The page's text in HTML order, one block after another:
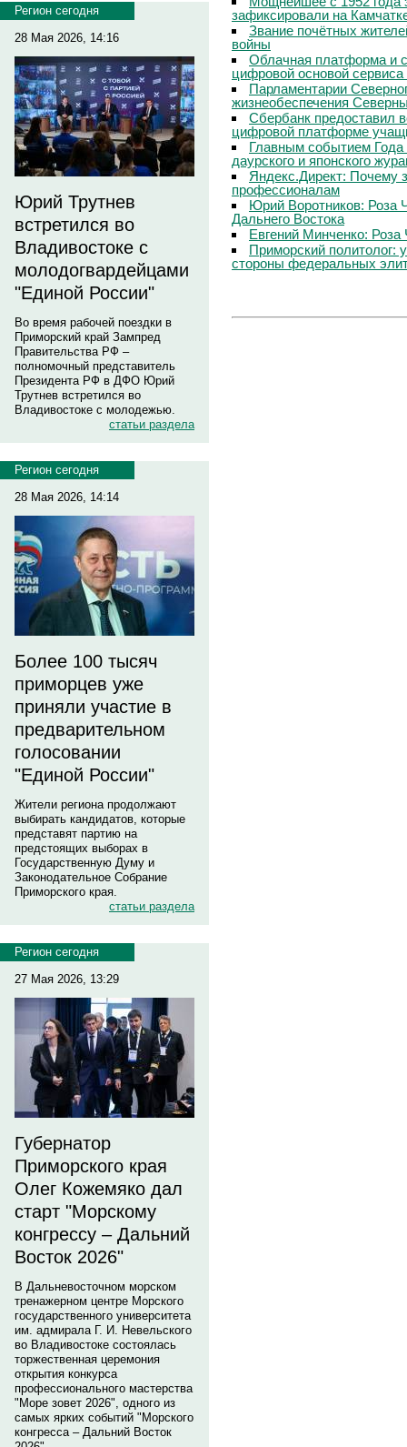
Регион сегодня
28 Мая 2026, 14:16
Юрий Трутнев
встретился во
Владивостоке с
молодогвардейцами
"Единой России"
Во время рабочей поездки в
Приморский край Зампред
Правительства РФ –
полномочный представитель
Президента РФ в ДФО Юрий
Трутнев встретился во
Владивостоке с молодежью.
статьи раздела
Регион сегодня
28 Мая 2026, 14:14
Более 100 тысяч
приморцев уже
приняли участие в
предварительном
голосовании
"Единой России"
Жители региона продолжают
выбирать кандидатов, которые
представят партию на
предстоящих выборах в
Государственную Думу и
Законодательное Собрание
Приморского края.
статьи раздела
Регион сегодня
27 Мая 2026, 13:29
Губернатор
Приморского края
Олег Кожемяко дал
старт "Морскому
конгрессу – Дальний
Восток 2026"
В Дальневосточном морском
тренажерном центре Морского
государственного университета
им. адмирала Г. И. Невельского
во Владивостоке состоялась
торжественная церемония
открытия конкурса
профессионального мастерства
"Море зовет 2026", одного из
самых ярких событий "Морского
конгресса – Дальний Восток
зафиксировали на
Звание почётных
войны
Облачная платформа и
цифровой основой
Парламентарии
жизнеобеспечения
Сбербанк предоставил
цифровой платформе
Главным событием
даурского и японского
Яндекс.Директ: Почему
профессионалам
Юрий Воротников: Роза
Дальнего Востока
Евгений Минченко: Роза
Приморский политолог:
стороны федеральных